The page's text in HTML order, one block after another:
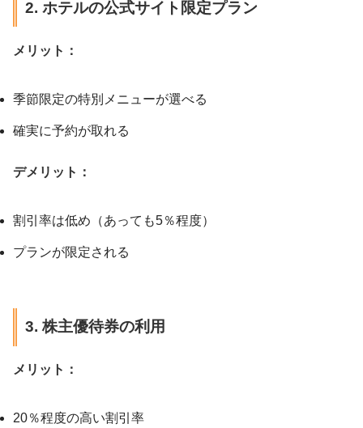
2. ホテルの公式サイト限定プラン
メリット：
季節限定の特別メニューが選べる
確実に予約が取れる
デメリット：
割引率は低め（あっても5％程度）
プランが限定される
3. 株主優待券の利用
メリット：
20％程度の高い割引率